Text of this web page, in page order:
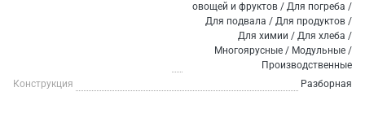
овощей и фруктов / Для погреба /
Для подвала / Для продуктов /
Для химии / Для хлеба /
Многоярусные / Модульные /
Производственные
Конструкция
Разборная